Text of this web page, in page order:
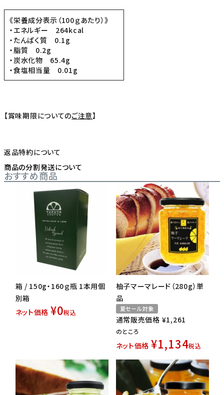
《栄養成分表示（100ｇあたり）》
・エネルギー 264kcal
・たんぱく質 0.1g
・脂質 0.2g
・炭水化物 65.4g
・食塩相当量 0.01g
【賞味期限についてのご注意】
返品特約について
商品の分割発送について
おすすめ商品
箱 / 150g・160ｇ瓶 1本用個
別箱
ネット価格 ¥0税込
柚子マーマレード（280g）単
品
夏セール対象
通常販売価格 ¥1,261
のところ
ネット価格 ¥1,134税込